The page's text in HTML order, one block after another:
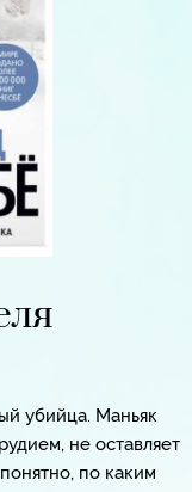
убийца. Маньяк
не оставляет
по каким